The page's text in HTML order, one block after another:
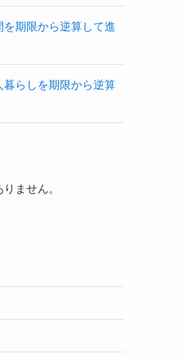
期限から逆算して進
らしを期限から逆算
ません。